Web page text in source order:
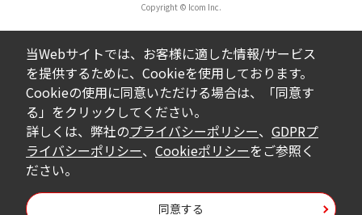
ダウンロードした取扱説明書およびその他す
べての掲載物の変更は一切行わないでくださ
い。お客様による内容の変更により、何らか
の欠陥が生じたとしても、弊社では一切の保
証をいたしません。また、内容の変更の結
果、万一お客様に損害が生じたとしても、弊
社及び販売店等は一切の責任を負いません。
掲載の取扱説明書等は、製品発売当時の内容
になっております。内容において、法律、仕
Copyright © Icom Inc.
当Webサイトでは、お客様に適した情報/サービス
を提供するために、Cookieを使用しております。
Cookieの使用に同意いただける場合は、「同意す
る」をクリックしてください。
詳しくは、弊社のプライバシーポリシー、 GDPRプ
ライバシーポリシー、 Cookieポリシーをご参照く
ださい。
同意する